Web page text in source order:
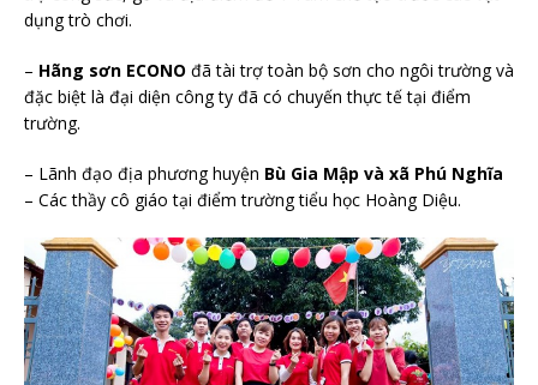
dụng trò chơi.
– Hãng sơn ECONO đã tài trợ toàn bộ sơn cho ngôi trường và
đặc biệt là đại diện công ty đã có chuyến thực tế tại điểm
trường.
– Lãnh đạo địa phương huyện Bù Gia Mập và xã Phú Nghĩa
– Các thầy cô giáo tại điểm trường tiểu học Hoàng Diệu.